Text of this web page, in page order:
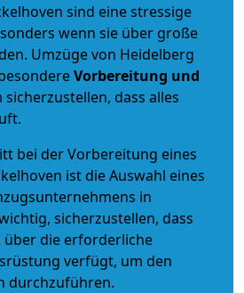
sind eine stressige
wenn sie über große
Umzüge von Heidelberg
Vorbereitung und
sicherzustellen, dass alles
bei der Vorbereitung eines
ist die Auswahl eines
in
sicherzustellen, dass
über die erforderliche
verfügt, um den
durchzuführen.